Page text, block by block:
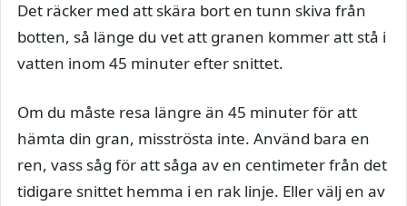
Det räcker med att skära bort en tunn skiva från
botten, så länge du vet att granen kommer att stå i
vatten inom 45 minuter efter snittet.
Om du måste resa längre än 45 minuter för att
hämta din gran, misströsta inte. Använd bara en
ren, vass såg för att såga av en centimeter från det
tidigare snittet hemma i en rak linje. Eller välj en av